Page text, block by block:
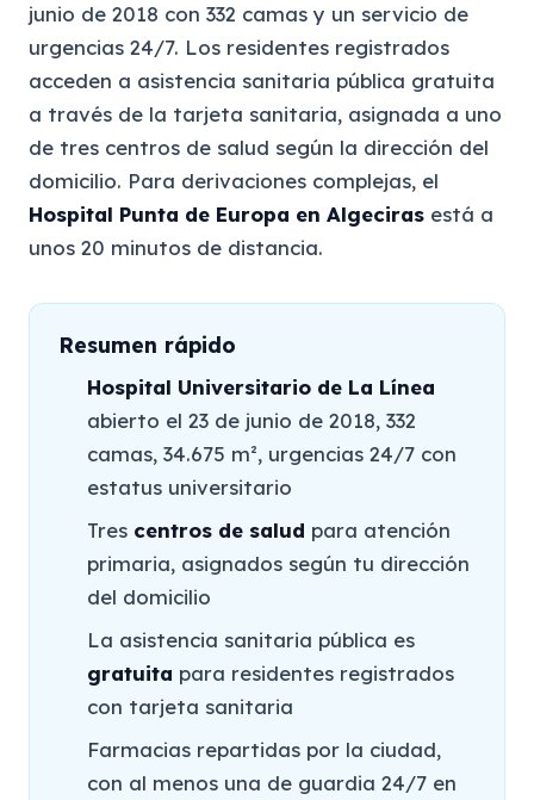
junio de 2018 con 332 camas y un servicio de
urgencias 24/7. Los residentes registrados
acceden a asistencia sanitaria pública gratuita
a través de la tarjeta sanitaria, asignada a uno
de tres centros de salud según la dirección del
domicilio. Para derivaciones complejas, el
Hospital Punta de Europa en Algeciras está a
unos 20 minutos de distancia.
Resumen rápido
Hospital Universitario de La Línea
abierto el 23 de junio de 2018, 332
camas, 34.675 m², urgencias 24/7 con
estatus universitario
Tres centros de salud para atención
primaria, asignados según tu dirección
del domicilio
La asistencia sanitaria pública es
gratuita para residentes registrados
con tarjeta sanitaria
Farmacias repartidas por la ciudad,
con al menos una de guardia 24/7 en